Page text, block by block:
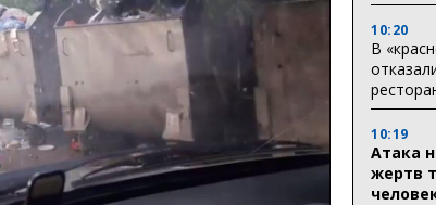
10:20
В
10:19
Атака
жертв